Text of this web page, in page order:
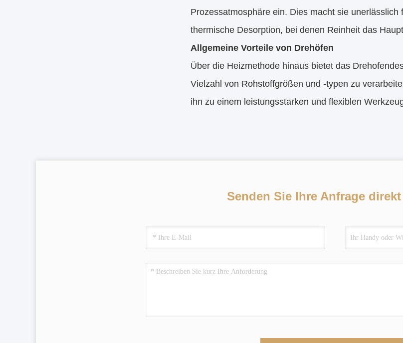
Prozessatmosphäre ein. Dies macht sie
thermische Desorption, bei denen Reinheit das
Allgemeine Vorteile von Drehöfen
Über die Heizmethode hinaus bietet das
Vielzahl von Rohstoffgrößen und -typen zu
ihn zu einem leistungsstarken und flexiblen
Senden Sie Ihre Anfrage